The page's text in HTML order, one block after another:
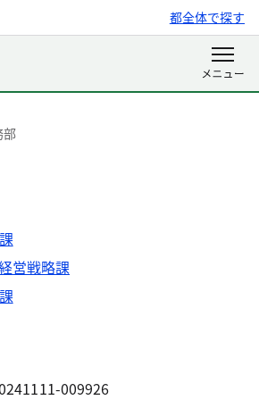
都全体で探す
部
営戦略課
009926